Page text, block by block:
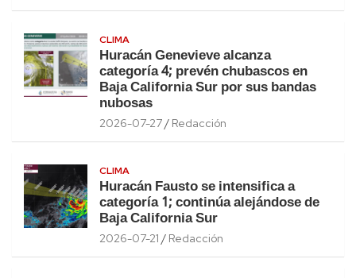
CLIMA
Huracán Genevieve alcanza
categoría 4; prevén chubascos en
Baja California Sur por sus bandas
nubosas
2026-07-27 Redacción
CLIMA
Huracán Fausto se intensifica a
categoría 1; continúa alejándose de
Baja California Sur
2026-07-21 Redacción